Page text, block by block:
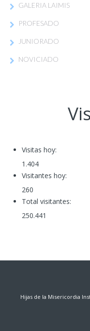
GALERIA LAIMIS
PROFESADO
JUNIORADO
NOVICIADO
Visitas hoy:
1.404
Visitantes hoy:
260
Total visitantes:
250.441
Hijas de la Misericordia